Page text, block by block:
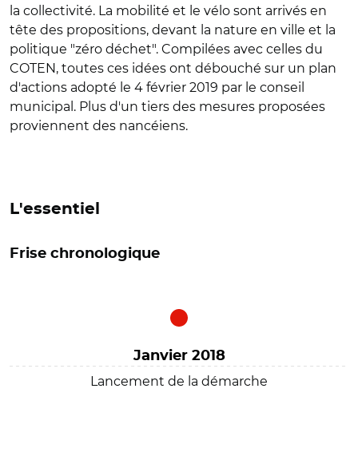
la collectivité. La mobilité et le vélo sont arrivés en
tête des propositions, devant la nature en ville et la
politique "zéro déchet". Compilées avec celles du
COTEN, toutes ces idées ont débouché sur un plan
d'actions adopté le 4 février 2019 par le conseil
municipal. Plus d'un tiers des mesures proposées
proviennent des nancéiens.
L'essentiel
Frise chronologique
Janvier 2018
Lancement de la démarche